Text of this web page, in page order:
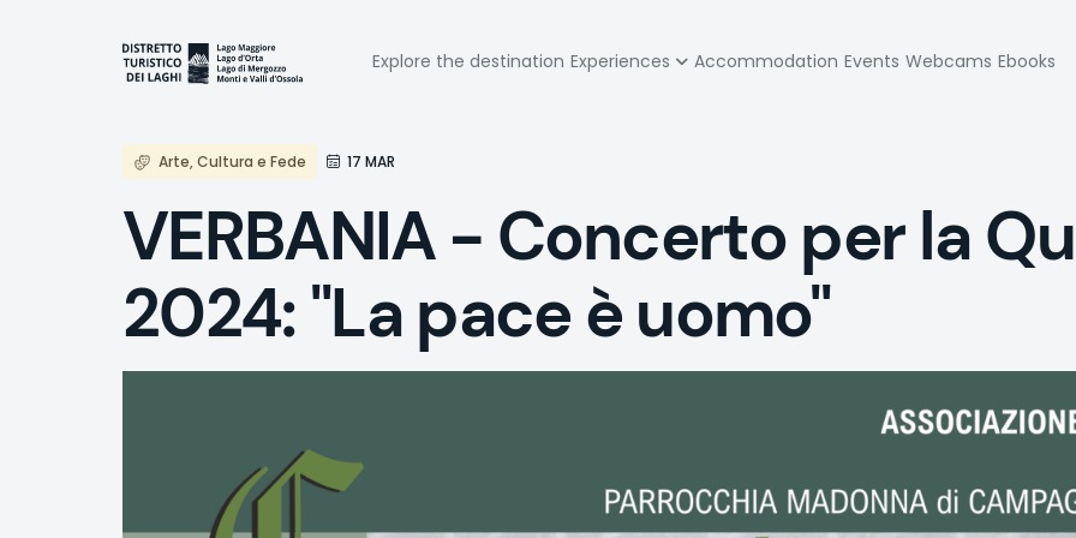
Navigazione
principale
Explore the destination Experiences Accommodation Events Webcams Ebooks
Arte, Cultura e Fede 17 MAR
VERBANIA - Concerto per la
2024: "La pace è uomo"